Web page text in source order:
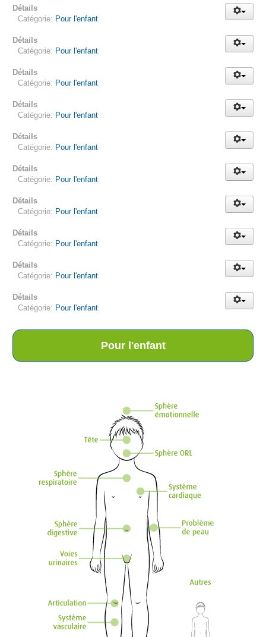
Détails
Catégorie: Pour l'enfant
Détails
Catégorie: Pour l'enfant
Détails
Catégorie: Pour l'enfant
Détails
Catégorie: Pour l'enfant
Détails
Catégorie: Pour l'enfant
Détails
Catégorie: Pour l'enfant
Détails
Catégorie: Pour l'enfant
Détails
Catégorie: Pour l'enfant
Détails
Catégorie: Pour l'enfant
Détails
Catégorie: Pour l'enfant
Pour l'enfant